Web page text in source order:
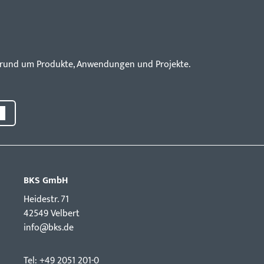
um Produkte, Anwendungen und Projekte.
BKS GmbH
Hei­destr. 71
42549 Velbert
info@bks.de
Tel: +49 2051 201-0